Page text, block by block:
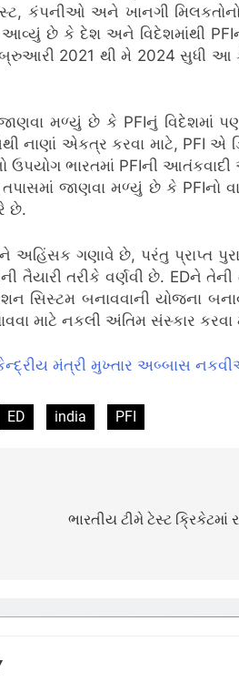
કંપનીઓ અને ખાનગી
આવ્યું છે કે દેશ અને વિદેશમાંથી
2021 થી મે 2024 સુધી આ
મળ્યું છે કે PFIનું વિદેશમાં
નાણાં એકત્ર કરવા માટે, PFI
ભારતમાં PFIની
જાણવા મળ્યું છે કે PFIનો
છે.
અહિંસક ગણાવે છે, પરંતુ પ્રાપ્ત
તૈયારી તરીકે વર્ણવી છે. EDને
સિસ્ટમ બનાવવાની યોજના
માટે નકલી અંતિમ સંસ્કાર
મંત્રી મુખ્તાર અબ્બાસ
ED india PFI
ભારતીય ટીમે ટેસ્ટ